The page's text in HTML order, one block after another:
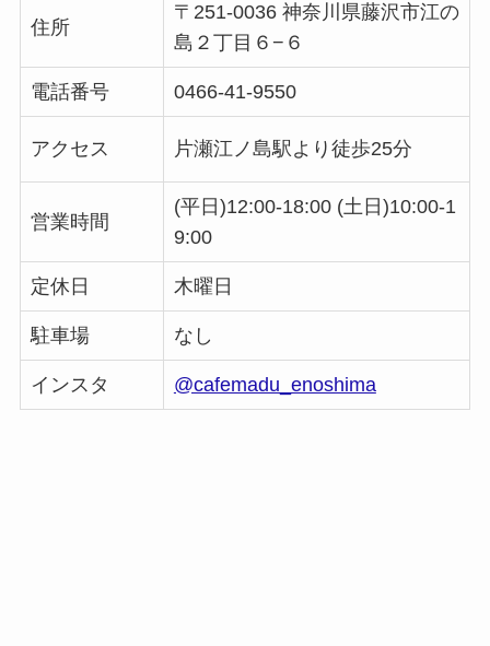
住所
〒251-0036 神奈川県藤沢市江の
島２丁目６−６
電話番号 0466-41-9550
アクセス 片瀬江ノ島駅より徒歩25分
営業時間
(平日)12:00-18:00 (土日)10:00-1
9:00
定休日 木曜日
駐車場 なし
インスタ @cafemadu_enoshima